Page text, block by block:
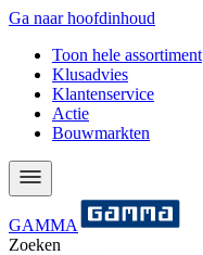
Ga naar hoofdinhoud
Toon hele assortiment
Klusadvies
Klantenservice
Actie
Bouwmarkten
GAMMA
Zoeken